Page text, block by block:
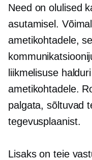
Need on olulised
asutamisel.
ametikohtadele,
liikmelisuse
ametikohtadele.
palgata, sõltuvad
tegevusplaanist.
Lisaks on teie